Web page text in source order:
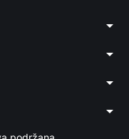
arrow_drop_down
arrow_drop_down
arrow_drop_down
arrow_drop_down